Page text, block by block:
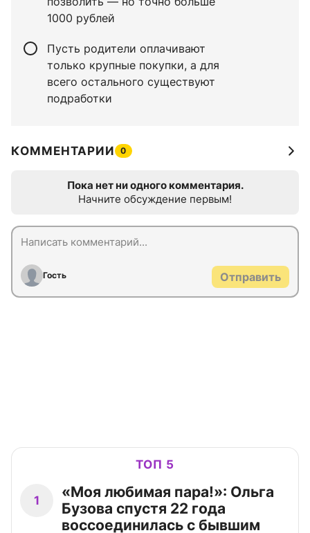
1000 рублей
Пусть родители оплачивают
только крупные покупки, а для
всего остального существуют
подработки
КОММЕНТАРИИ 0
Пока нет ни одного комментария.
Начните обсуждение первым!
Гость Отправить
ТОП 5
1
«Моя любимая пара!»: Ольга
Бузова спустя 22 года
воссоединилась с бывшим